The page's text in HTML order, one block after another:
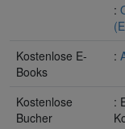
:
Kostenlose E-
Books
:
Kostenlose
Bucher
: